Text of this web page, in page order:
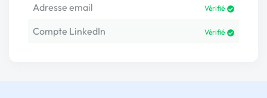
Adresse email Vérifié
Compte LinkedIn Vérifié